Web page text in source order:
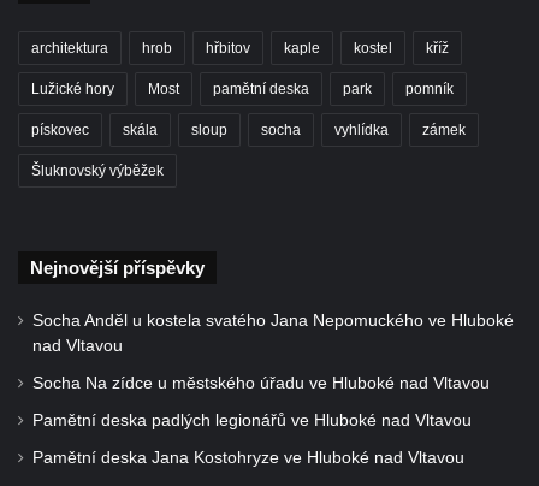
Kaple svatého Václava ve Vlčí
Kaple svatého Floriána ve Veltěži
Kaple západně od Veltěž u silnice do
Výklenková kaple u silnice jižně od Hřivic
Kaple svatého Vavřince na návsi v
Jimlíně
Kaple svatého Rocha na zvířecím hřbitově v
architektura hrob hřbitov kaple kostel kříž
Lužické hory Most pamětní deska park pomník
pískovec skála sloup socha vyhlídka zámek
Šluknovský výběžek
Nejnovější příspěvky
Socha Anděl u kostela svatého Jana Nepomuckého ve Hluboké
nad Vltavou
Socha Na zídce u městského úřadu ve Hluboké nad Vltavou
Pamětní deska padlých legionářů ve Hluboké nad Vltavou
Pamětní deska Jana Kostohryze ve Hluboké nad Vltavou